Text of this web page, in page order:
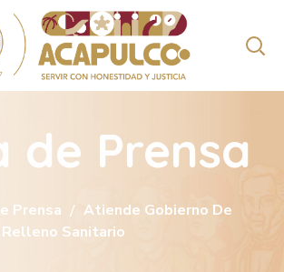
de Prensa
Prensa
Atiende Gobierno De
Sanitario